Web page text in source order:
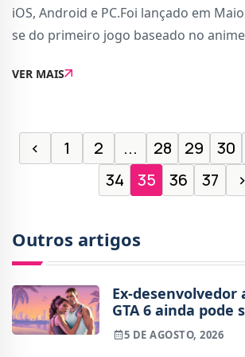
iOS, Android e PC.Foi lançado em
se do primeiro jogo baseado no
dentro do jogo através de
VER MAIS
‹ 1 2 ... 28 29 30
34
35 36 37 ›
Outros artigos
Ex-desenvolvedor
GTA 6 ainda pode
5 DE AGOSTO, 2026